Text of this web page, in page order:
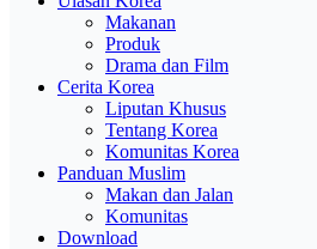
Makanan
Produk
Drama dan Film
Cerita Korea
Liputan Khusus
Tentang Korea
Komunitas Korea
Panduan Muslim
Makan dan Jalan
Komunitas
Download